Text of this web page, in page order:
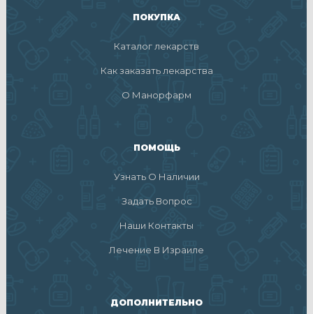
ПОКУПКА
Каталог лекарств
Как заказать лекарства
О Манорфарм
ПОМОЩЬ
Узнать О Наличии
Задать Вопрос
Наши Контакты
Лечение В Израиле
ДОПОЛНИТЕЛЬНО